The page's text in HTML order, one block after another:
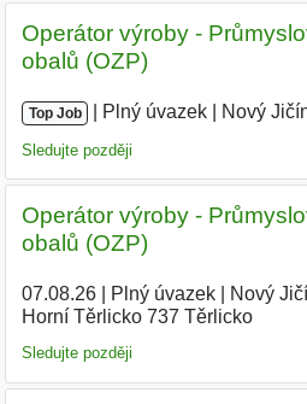
Operátor výroby -
obalů (OZP)
Top Job Plný úvazek Nový
Sledujte později
Operátor výroby -
obalů (OZP)
07.08.26| Plný úvazek| Nový
Horní Těrlicko 737 Těrlicko
Sledujte později